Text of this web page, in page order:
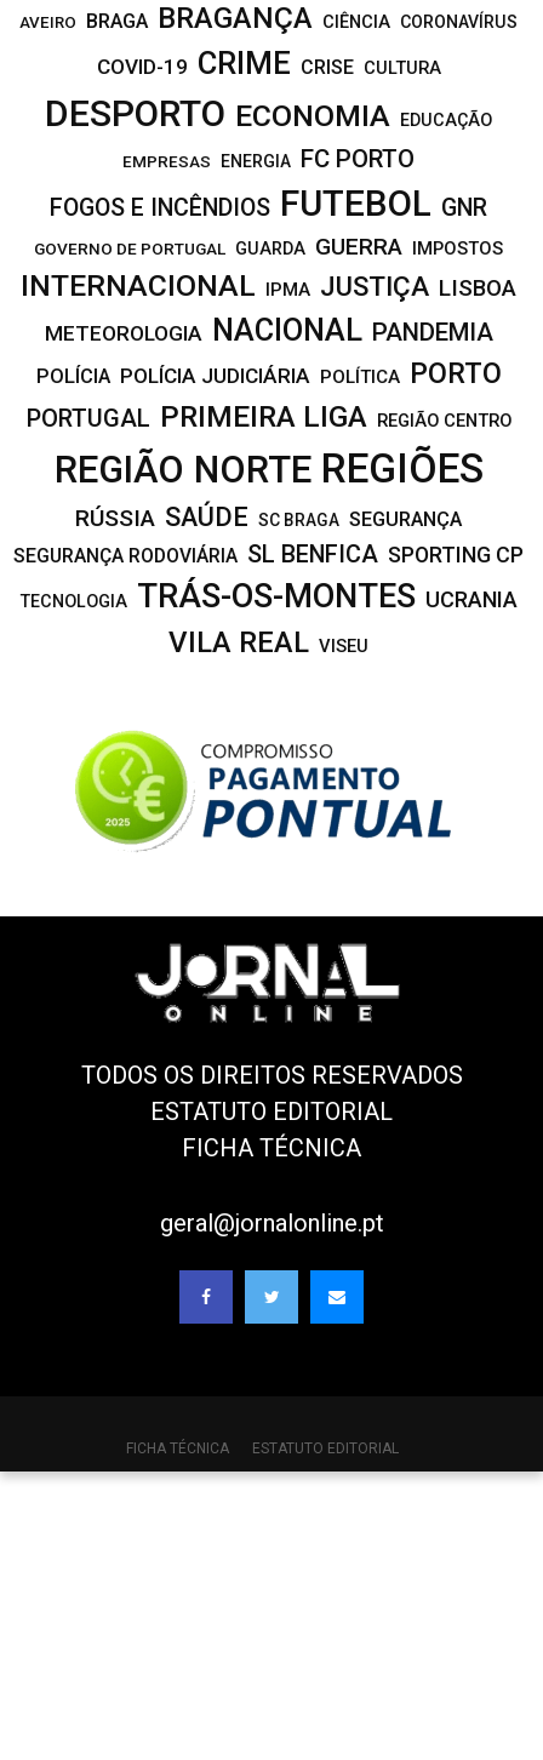
AVEIRO BRAGA BRAGANÇA CIÊNCIA CORONAVÍRUS
COVID-19 CRIME CRISE CULTURA
DESPORTO ECONOMIA EDUCAÇÃO
EMPRESAS ENERGIA FC PORTO
FOGOS E INCÊNDIOS FUTEBOL GNR
GOVERNO DE PORTUGAL GUARDA GUERRA IMPOSTOS
INTERNACIONAL IPMA JUSTIÇA LISBOA
METEOROLOGIA NACIONAL PANDEMIA
POLÍCIA POLÍCIA JUDICIÁRIA POLÍTICA PORTO
PORTUGAL PRIMEIRA LIGA REGIÃO CENTRO
REGIÃO NORTE REGIÕES
RÚSSIA SAÚDE SC BRAGA SEGURANÇA
SEGURANÇA RODOVIÁRIA SL BENFICA SPORTING CP
TECNOLOGIA TRÁS-OS-MONTES UCRANIA
VILA REAL VISEU
TODOS OS DIREITOS RESERVADOS
ESTATUTO EDITORIAL
FICHA TÉCNICA
geral@jornalonline.pt
FICHA TÉCNICA ESTATUTO EDITORIAL